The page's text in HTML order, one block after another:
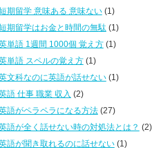
期留学 意味ある 意味ない(1)
期留学はお金と時間の無駄 (1)
単語 1週間 1000個 覚え方(1)
単語 スペルの覚え方(1)
文科なのに英語が話せない(1)
語 仕事 職業 収入 (2)
語がペラペラになる方法(27)
語が全く話せない時の対処法とは？ (2)
語が聞き取れるのに話せない(1)